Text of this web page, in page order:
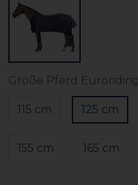
Größe Pferd
115 cm 125 cm
155 cm 165 cm